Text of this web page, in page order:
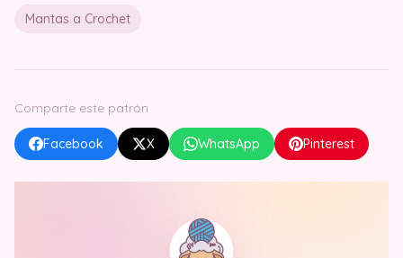
Mantas a Crochet
Comparte este patrón
Facebook X WhatsApp Pinterest